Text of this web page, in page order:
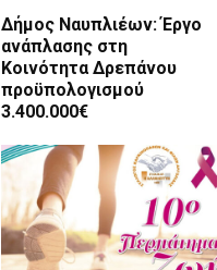
Δήμος Ναυπλιέων: Έργο
ανάπλασης στη
Κοινότητα Δρεπάνου
προϋπολογισμού
3.400.000€